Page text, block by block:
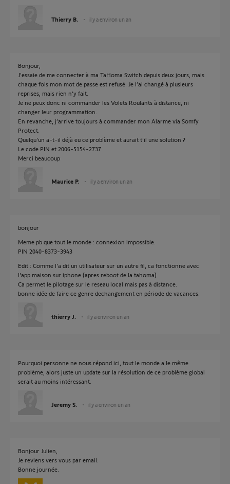
Thierry B. il y a environ un an
Bonjour,
J'essaie de me connecter à ma TaHoma Switch depuis deux jours, mais
chaque fois mon mot de passe est refusé. Je l’ai changé à plusieurs
reprises, mais rien n’y fait.
Je ne peux donc ni commander les Volets Roulants à distance, ni
changer leur programmation.
En revanche, j’arrive toujours à commander mon Alarme via Somfy
Protect.
Quelqu'un a-t-il déjà eu ce problème et aurait t’il une solution ?
Le code PIN et 2006-5154-2737
Merci beaucoup
Maurice P. il y a environ un an
bonjour
Meme pb que tout le monde : connexion impossible.
PIN 2040-8373-3943
Edit : Comme l'a dit un utilisateur sur un autre fil, ca fonctionne avec
l'app maison sur iphone (apres reboot de la tahoma)
Ca permet le pilotage sur le reseau local mais pas à distance.
bonne idée de faire ce genre dechangement en période de vacances.
thierry J. il y a environ un an
Pourquoi personne ne nous répond ici, tout le monde a le même
problème, alors juste un update sur la résolution de ce problème global
serait au moins intéressant.
Jeremy S. il y a environ un an
Bonjour Julien,
Je reviens vers vous par email.
Bonne journée.